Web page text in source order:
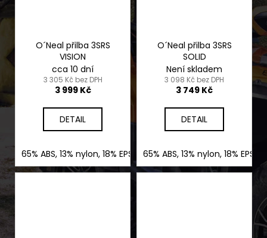
O´Neal přilba 3SRS
VISION
cca 10 dní
3 305 Kč bez DPH
3 999 Kč
DETAIL
65% ABS, 13% nylon, 18% EPS, 4% nerez ocel
O´Neal přilba 3SRS
SOLID
Není skladem
3 098 Kč bez DPH
3 749 Kč
DETAIL
65% ABS, 13% nylon, 18% EPS,